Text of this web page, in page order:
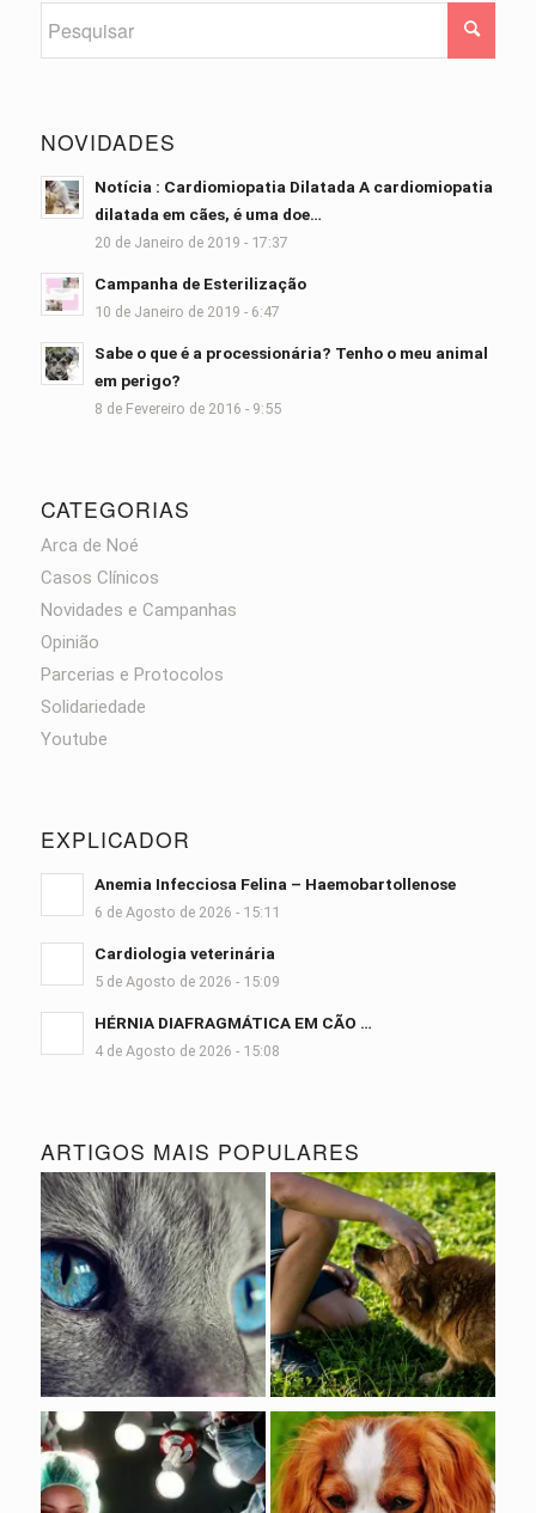
NOVIDADES
Notícia : Cardiomiopatia Dilatada A cardiomiopatia
dilatada em cães, é uma doe…
20 de Janeiro de 2019 - 17:37
Campanha de Esterilização
10 de Janeiro de 2019 - 6:47
Sabe o que é a processionária? Tenho o meu animal
em perigo?
8 de Fevereiro de 2016 - 9:55
CATEGORIAS
Arca de Noé
Casos Clínicos
Novidades e Campanhas
Opinião
Parcerias e Protocolos
Solidariedade
Youtube
EXPLICADOR
Anemia Infecciosa Felina – Haemobartollenose
6 de Agosto de 2026 - 15:11
Cardiologia veterinária
5 de Agosto de 2026 - 15:09
HÉRNIA DIAFRAGMÁTICA EM CÃO …
4 de Agosto de 2026 - 15:08
ARTIGOS MAIS POPULARES